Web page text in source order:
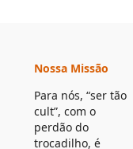
Nossa Missão
Para nós, “ser tão
cult”, com o
perdão do
trocadilho, é